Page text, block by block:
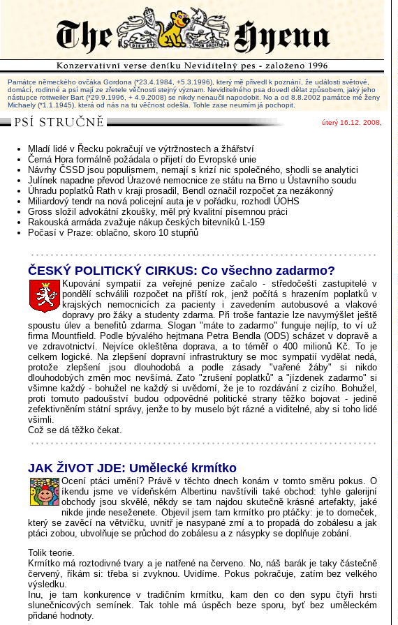
Památce německého ovčáka Gordona (*23.4.1984, +5.3.1996), který mě přivedl k poznání, že události světové,
domácí, rodinné a psí mají ze zřetele věčnosti stejný význam. Neviditelného psa dovedl dělat způsobem, jaký jeho
nástupce rottweiler Bart (*29.9.1996, + 4.9.2008) se nikdy nenaučil napodobit. No a od 8.8.2002 památce mé ženy
Michaely (*1.1.1945), která od nás na tu věčnost odešla. Tohle zase neumím já pochopit.
úterý 16.12. 2008
Mladí lidé v Řecku pokračují ve výtržnostech a žhářství
Černá Hora formálně požádala o přijetí do Evropské unie
Návrhy ČSSD jsou populismem, nemají s krizí nic společného, shodli se analytici
Julínek napadne převod Úrazové nemocnice ze státu na Brno u Ústavního soudu
Úhradu poplatků Rath v kraji prosadil, Bendl označil rozpočet za nezákonný
Miliardový tendr na nová policejní auta je v pořádku, rozhodl ÚOHS
Gross složil advokátní zkoušky, měl prý kvalitní písemnou práci
Rakouská armáda zvažuje nákup českých bitevníků L-159
Počasí v Praze: oblačno, skoro 10 stupňů
ČESKÝ POLITICKÝ CIRKUS: Co všechno zadarmo?
Kupování sympatií za veřejné peníze začalo - středočeští zastupitelé v
pondělí schválili rozpočet na příští rok, jenž počítá s hrazením poplatků v
krajských nemocnicích za pacienty i zavedením autobusové a vlakové
dopravy pro žáky a studenty zdarma. Při troše fantazie lze navymýšlet ještě
spoustu úlev a benefitů zdarma. Slogan "máte to zadarmo" funguje nejlíp, to ví už
firma Mountfield. Podle bývalého hejtmana Petra Bendla (ODS) scházet v dopravě a
ve zdravotnictví. Nejvíce okleštěna doprava, a to téměř o 400 milionů Kč. To je
celkem logické. Na zlepšení dopravní infrastruktury se moc sympatií vydělat nedá,
protože zlepšení jsou dlouhodobá a podle zásady "vařené žáby" si nikdo
dlouhodobých změn moc nevšímá. Zato "zrušení poplatků" a "jízdenek zadarmo" si
všimne každý - bohužel ne každý si uvědomí, že je to rozdávání z cizího. Bohužel,
proti tomuto padoušství budou odpovědné politické strany těžko bojovat - jedině
zefektivněním státní správy, jenže to by muselo být rázné a viditelné, aby si toho lidé
všimli.
Což se dá těžko čekat.
JAK ŽIVOT JDE: Umělecké krmítko
Ocení ptáci umění? Právě v těchto dnech konám v tomto směru pokus. O
íkendu jsme ve vídeňském Albertinu navštívili také obchod: tyhle galerijní
obchody jsou skvělé, někdy se tam najdou skutečně krásné artefakty, jaké
nikde jinde neseženete. Objevil jsem tam krmítko pro ptáčky: je to domeček,
který se zavěcí na větvičku, uvnitř je nasypané zrní a to propadá do zobálesu a jak
ptáci zobou, ubvolňuje se průchod do zobálesu a z násypky se doplňuje zobání.
Tolik teorie.
Krmítko má roztodivné tvary a je natřené na červeno. No, náš barák je taky částečně
červený, říkám si: třeba si zvyknou. Uvidíme. Pokus pokračuje, zatím bez velkého
výsledku.
Inu, je tam konkurence v tradičním krmítku, kam den co den sypu čtyři hrsti
slunečnicových semínek. Tak tohle má úspěch beze sporu, byť bez uměleckém
přidané hodnoty.